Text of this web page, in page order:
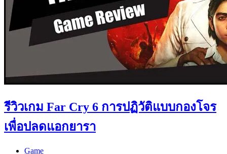
รีวิวเกม Far Cry 6 การปฏิวัติแบบกองโจร
เพื่อปลดแอกยารา
Game